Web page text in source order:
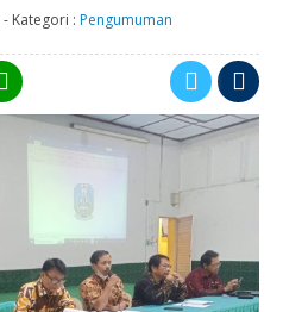
- Kategori : Pengumuman